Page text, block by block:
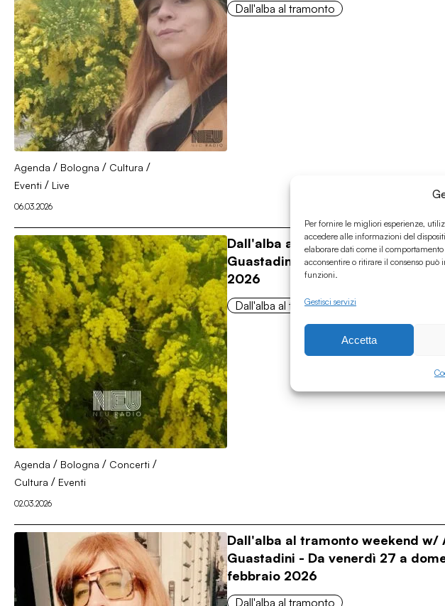
Per fornire le migliori esperienze,
accedere alle informazioni del
elaborare dati come il
acconsentire o ritirare il consenso
funzioni.
Gestisci servizi
Accetta
Dall'alba al tramonto
Agenda / Bologna / Cultura /
Eventi / Live
06.03.2026
Dall'alba al tramonto week w/
Guastadini - Da lunedì 2 a giovedì
2026
Dall'alba al tramonto
Agenda / Bologna / Concerti /
Cultura / Eventi
02.03.2026
Dall'alba al tramonto weekend w/
Guastadini - Da venerdì 27 a
febbraio 2026
Dall'alba al tramonto